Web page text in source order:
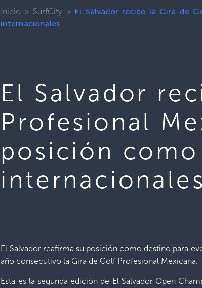
Inicio > SurfCity > El Salvador recibe la Gira de
internacionales
El Salvador
Profesional
posición
internacionales
El Salvador reafirma su posición como destino para
año consecutivo la Gira de Golf Profesional Mexicana.
Esta es la segunda edición de El Salvador Open